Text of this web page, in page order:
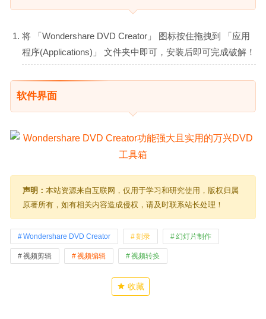
将 「Wondershare DVD Creator」 图标按住拖拽到 「应用
程序(Applications)」 文件夹中即可，安装后即可完成破解！
软件界面
声明： 本站资源来自互联网，仅用于学习和研究使用，版权归属
原著所有，如有相关内容造成侵权，请及时联系站长处理！
Wondershare DVD Creator 刻录 幻灯片制作
视频剪辑 视频编辑 视频转换
收藏